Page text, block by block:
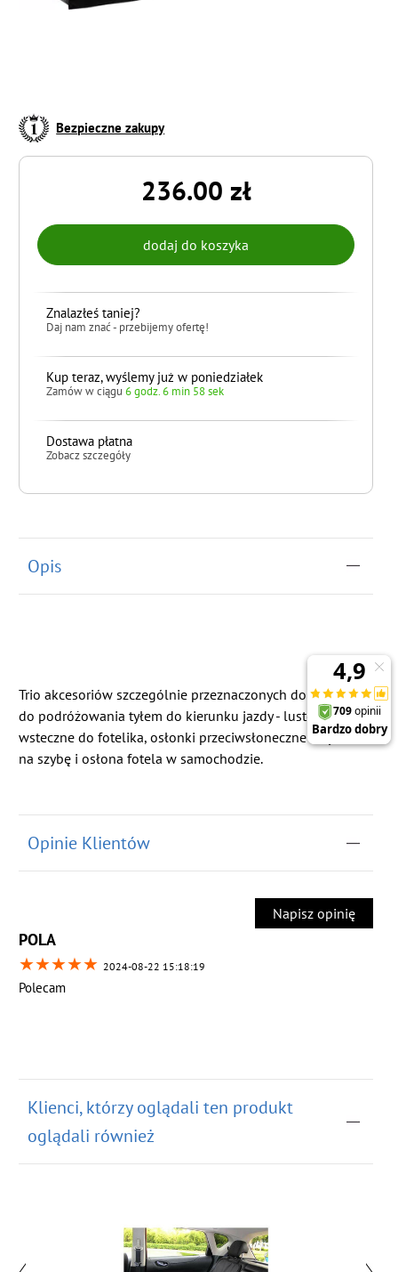
Bezpieczne zakupy
236.00 zł
Znalazłeś taniej?
Daj nam znać - przebijemy ofertę!
Kup teraz, wyślemy już w poniedziałek
Zamów w ciągu6 godz. 6 min 58 sek
Dostawa płatna
Zobacz szczegóły
Opis
Trio akcesoriów szczególnie przeznaczonych do fotelików
do podróżowania tyłem do kierunku jazdy - lusterko
wsteczne do fotelika, osłonki przeciwsłoneczne klejone
na szybę i osłona fotela w samochodzie.
Opinie Klientów
Napisz opinię
POLA
★★★★★ 2024-08-22 15:18:19
Polecam
Klienci, którzy oglądali ten produkt
oglądali również